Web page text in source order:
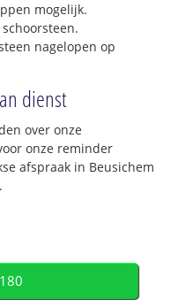
mogelijk.
nagelopen op
dienst
over onze
onze reminder
afspraak in Beusichem